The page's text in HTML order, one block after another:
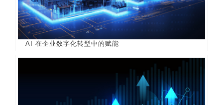
AI 在企业数字化转型中的赋能